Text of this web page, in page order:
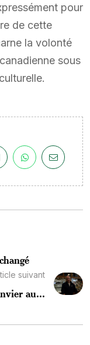
pour
de cette
la volonté
sous
suivant
au...